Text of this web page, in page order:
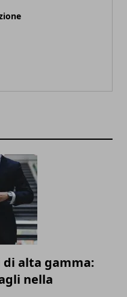
alta gamma:
nella